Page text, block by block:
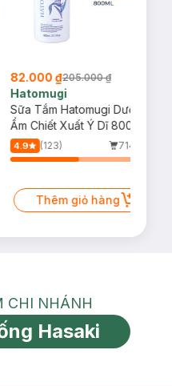
82.000 ₫205.000 ₫
Hatomugi
Sữa Tắm Hatomugi Dưỡng
Ẩm Chiết Xuất Ý Dĩ 800ml
4.9 (123)
714/tháng
Thêm giỏ hàng
Tìm chi nhánh
CHI NHÁNH
Hasaki